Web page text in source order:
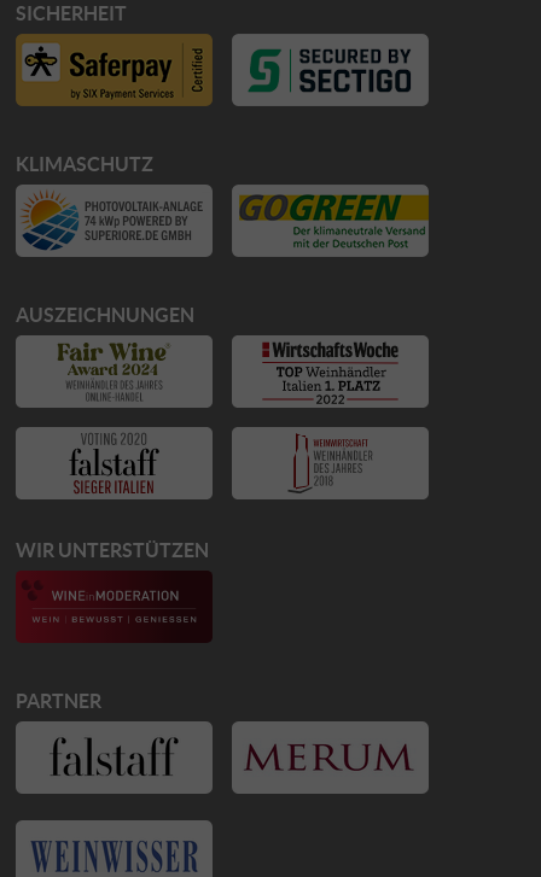
SICHERHEIT
KLIMASCHUTZ
AUSZEICHNUNGEN
WIR UNTERSTÜTZEN
PARTNER